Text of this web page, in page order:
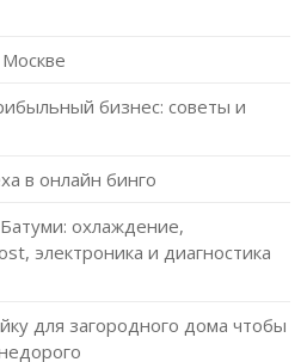
бизнес: советы и
в онлайн бинго
охлаждение,
электроника и диагностика
для загородного дома чтобы